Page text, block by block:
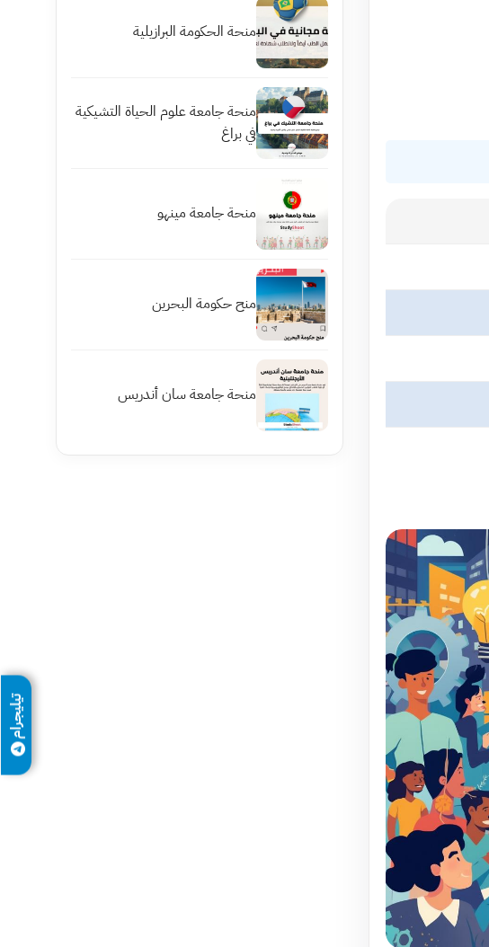
منحة الحكومة البرازيلية
منحة جامعة علوم الحياة التشيكية
في براغ
منحة جامعة مينهو
منح حكومة البحرين
منحة جامعة سان أندريس
تيليجرام